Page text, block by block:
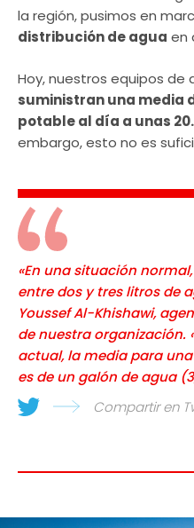
la región, pusimos en
distribución de agua en
Hoy, nuestros equipos de
suministran una media
potable al día a unas
embargo, esto no es
«En una situación
entre dos y tres litros de
Youssef Al-Khishawi,
de nuestra organización.
actual, la media para
es de un galón de agua
Compartir en